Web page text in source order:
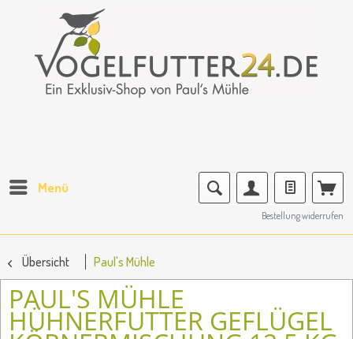
Menü
Bestellung widerrufen
Übersicht Paul's Mühle
PAUL'S MÜHLE
HÜHNERFUTTER GEFLÜGEL